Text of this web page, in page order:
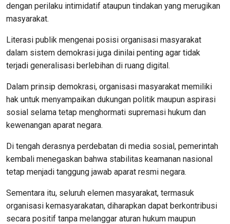
dengan perilaku intimidatif ataupun tindakan yang merugikan
masyarakat.
Literasi publik mengenai posisi organisasi masyarakat
dalam sistem demokrasi juga dinilai penting agar tidak
terjadi generalisasi berlebihan di ruang digital.
Dalam prinsip demokrasi, organisasi masyarakat memiliki
hak untuk menyampaikan dukungan politik maupun aspirasi
sosial selama tetap menghormati supremasi hukum dan
kewenangan aparat negara.
Di tengah derasnya perdebatan di media sosial, pemerintah
kembali menegaskan bahwa stabilitas keamanan nasional
tetap menjadi tanggung jawab aparat resmi negara.
Sementara itu, seluruh elemen masyarakat, termasuk
organisasi kemasyarakatan, diharapkan dapat berkontribusi
secara positif tanpa melanggar aturan hukum maupun